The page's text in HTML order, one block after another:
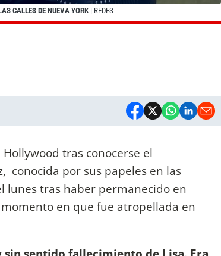
CALLES DE NUEVA YORK | REDES
tras conocerse el
conocida por sus papeles en las
lunes tras haber permanecido en
en que fue atropellada en